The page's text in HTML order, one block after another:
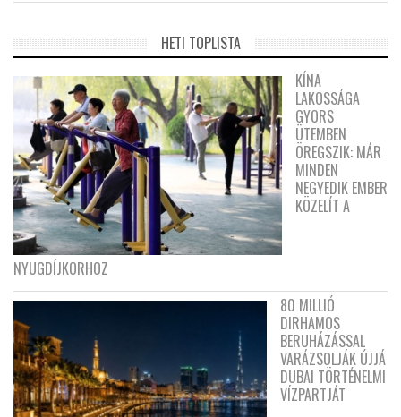
HETI TOPLISTA
KÍNA
LAKOSSÁGA
GYORS
ÜTEMBEN
ÖREGSZIK: MÁR
MINDEN
NEGYEDIK EMBER
KÖZELÍT A
NYUGDÍJKORHOZ
80 MILLIÓ
DIRHAMOS
BERUHÁZÁSSAL
VARÁZSOLJÁK ÚJJÁ
DUBAI TÖRTÉNELMI
VÍZPARTJÁT